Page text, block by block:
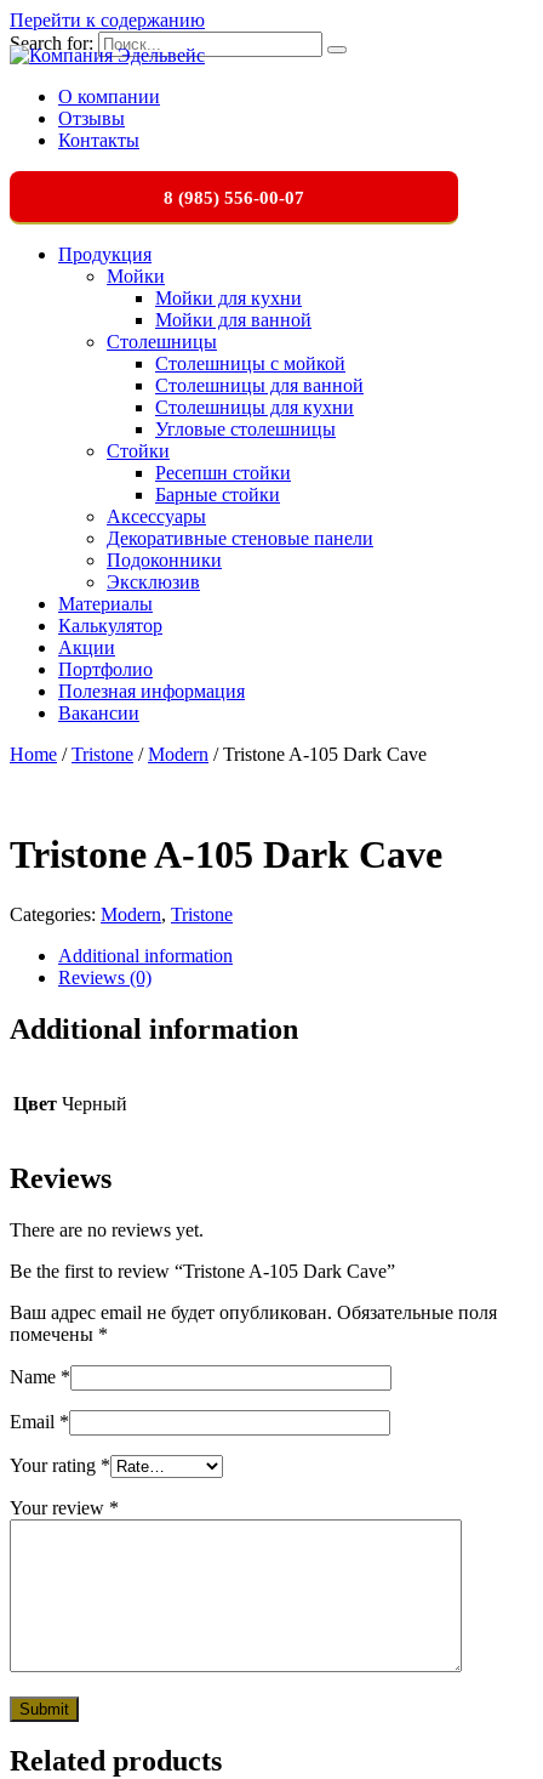
Перейти к содержанию
Search for:
О компании
Отзывы
Контакты
8 (985) 556-00-07
Продукция
Мойки
Мойки для кухни
Мойки для ванной
Столешницы
Столешницы с мойкой
Столешницы для ванной
Столешницы для кухни
Угловые столешницы
Стойки
Ресепшн стойки
Барные стойки
Аксессуары
Декоративные стеновые панели
Подоконники
Эксклюзив
Материалы
Калькулятор
Акции
Портфолио
Полезная информация
Вакансии
Home /Tristone /Modern / Tristone A-105 Dark Cave
Tristone A-105 Dark Cave
Categories: Modern, Tristone
Additional information
Reviews (0)
Additional information
Цвет Черный
Reviews
There are no reviews yet.
Be the first to review “Tristone A-105 Dark Cave”
Ваш адрес email не будет опубликован. Обязательные поля
помечены *
Name *
Email *
Your rating *
Your review *
Related products